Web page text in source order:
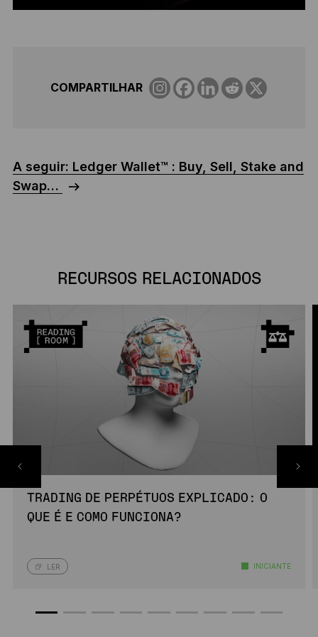
COMPARTILHAR
A seguir: Ledger Wallet™ : Buy, Sell, Stake and
Swap…
RECURSOS RELACIONADOS
TRADING DE PERPÉTUOS EXPLICADO: O
QUE É E COMO FUNCIONA?
LER INICIANTE